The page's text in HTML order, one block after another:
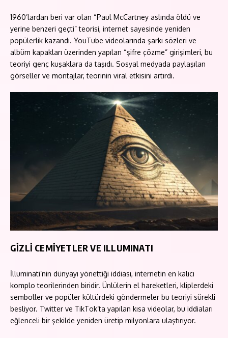
1960’lardan beri var olan “Paul McCartney aslında öldü ve
yerine benzeri geçti” teorisi, internet sayesinde yeniden
popülerlik kazandı. YouTube videolarında şarkı sözleri ve
albüm kapakları üzerinden yapılan “şifre çözme” girişimleri, bu
teoriyi genç kuşaklara da taşıdı. Sosyal medyada paylaşılan
görseller ve montajlar, teorinin viral etkisini artırdı.
GİZLİ CEMİYETLER VE ILLUMINATI
İlluminati’nin dünyayı yönettiği iddiası, internetin en kalıcı
komplo teorilerinden biridir. Ünlülerin el hareketleri, kliplerdeki
semboller ve popüler kültürdeki göndermeler bu teoriyi sürekli
besliyor. Twitter ve TikTok’ta yapılan kısa videolar, bu iddiaları
eğlenceli bir şekilde yeniden üretip milyonlara ulaştırıyor.